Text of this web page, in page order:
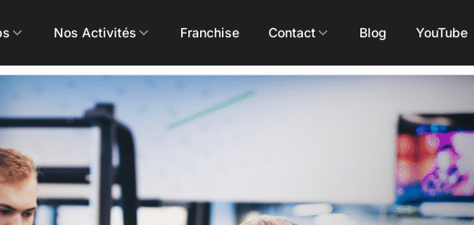
Nos Activités
Toutes les activités
Les Mills
Concept
Pôle Santé
Franchise Contact Blog YouTube